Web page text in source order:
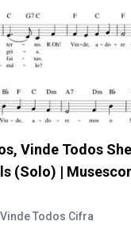
Vinde Todos
(Solo) |
Todos Cifra